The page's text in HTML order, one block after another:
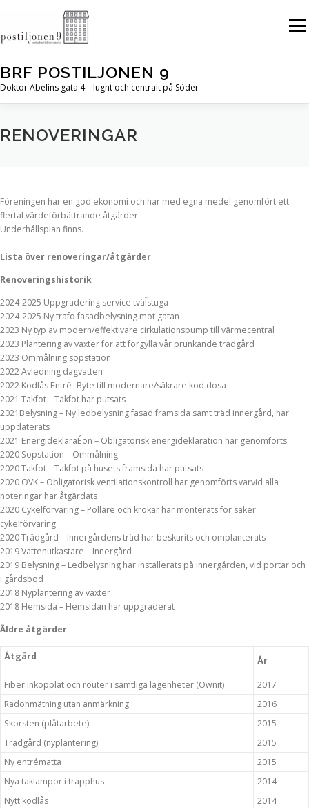
innehåll
BRF POSTILJONEN 9
Doktor Abelins gata 4 – lugnt och centralt på Söder
Meny
RENOVERINGAR
Föreningen har en god ekonomi och har med egna medel genomfört ett
flertal värdeförbättrande åtgärder.
Underhållsplan finns.
Lista över renoveringar/åtgärder
Renoveringshistorik
2024-2025 Uppgradering service tväÏstuga
2024-2025 Ny trafo fasadbelysning mot gatan
2023 Ny typ av modern/effektivare cirkulationspump till värmecentral
2023 Plantering av växter för att förgylla vår prunkande trädgård
2023 Ommålning sopstation
2022 Avledning dagvatten
2022 Kodlås Entré -Byte till modernare/säkrare kod dosa
2021 Takfot – Takfot har putsats
2021Belysning – Ny ledbelysning fasad framsida samt träd innergård, har
uppdaterats
2021 EnergideklaraÉon – Obligatorisk energideklaration har genomförts
2020 Sopstation – Ommålning
2020 Takfot – Takfot på husets framsida har putsats
2020 OVK – Obligatorisk ventilationskontroll har genomförts varvid alla
noteringar har åtgärdats
2020 Cykelförvaring – Pollare och krokar har monterats för säker
cykelförvaring
2020 Trädgård – Innergårdens träd har beskurits och omplanterats
2019 Vattenutkastare – Innergård
2019 Belysning – Ledbelysning har installerats på innergården, vid portar och
i gårdsbod
2018 Nyplantering av växter
2018 Hemsida – Hemsidan har uppgraderat
Äldre åtgärder
Åtgärd År
Fiber inkopplat och router i samtliga lägenheter (Ownit)
2017
Radonmätning utan anmärkning
2016
Skorsten (plåtarbete)
2015
Trädgård (nyplantering)
2015
Ny entrématta
2015
Nya taklampor i trapphus
2014
Nytt kodlås
2014